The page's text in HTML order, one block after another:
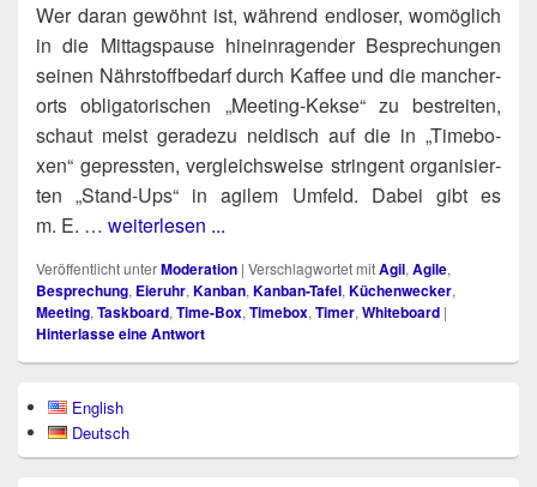
Wer dar­an gewöhnt ist, wäh­rend end­lo­ser, womög­lich
in die Mit­tags­pau­se hin­ein­ra­gen­der Bespre­chun­gen
sei­nen Nähr­stoff­be­darf durch Kaf­fee und die man­cher­
orts obli­ga­to­ri­schen „Mee­ting-Kek­se“ zu bestrei­ten,
schaut meist gera­de­zu nei­disch auf die in „Time­bo­
xen“ gepress­ten, ver­gleichs­wei­se strin­gent orga­ni­sier­
ten „Stand-Ups“ in agi­lem Umfeld. Dabei gibt es
m. E. … weiterlesen ...
Veröffentlicht unterModeration | Verschlagwortet mitAgil, Agile,
Besprechung, Eieruhr, Kanban, Kanban-Tafel, Küchenwecker,
Meeting, Taskboard, Time-Box, Timebox, Timer, Whiteboard |
Hinterlasse eine Antwort
Seitenleisten-
Widgetbereich
English
Deutsch